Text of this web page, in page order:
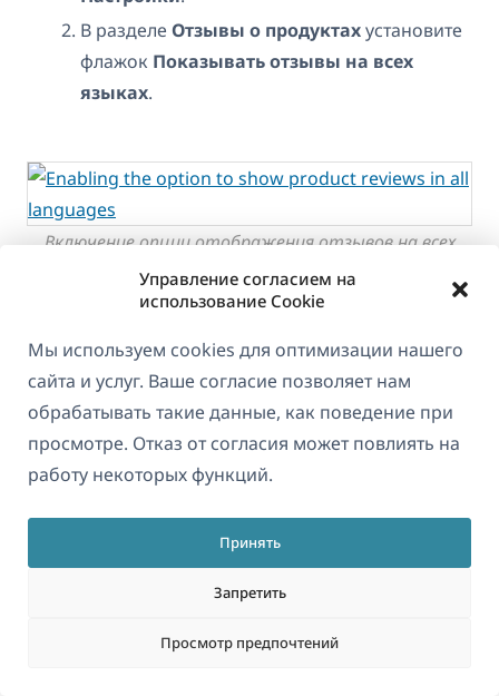
Управление согласием на
использование Cookie
Мы используем cookies для оптимизации нашего
сайта и услуг. Ваше согласие позволяет нам
обрабатывать такие данные, как поведение при
просмотре. Отказ от согласия может повлиять на
работу некоторых функций.
Принять
Запретить
Просмотр предпочтений
В разделе Отзывы о продуктахустановите
флажок Показывать отзывы на всех
языках.
Включение опции отображения отзывов на всех
языках
Если вы хотите только показывать все отзывы (без
их перевода), вам не нужно ничего делать.
Шаг 2: переведите отзывы о продуктах
Если вы хотите, чтобы переведенные отзывы
выполните следующие действия:
Перейдите в
WPML → панель управления